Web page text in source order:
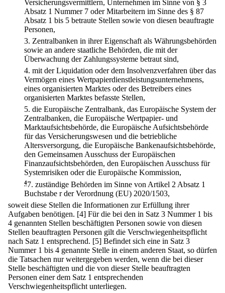
Versicherungsvermittlern, Unternehmen im Sinne von § 3
Absatz 1 Nummer 7 oder Mitarbeitern im Sinne des § 87
Absatz 1 bis 5 betraute Stellen sowie von diesen beauftragte
Personen,
3. Zentralbanken in ihrer Eigenschaft als Währungsbehörden
sowie an andere staatliche Behörden, die mit der
Überwachung der Zahlungssysteme betraut sind,
4. mit der Liquidation oder dem Insolvenzverfahren über das
Vermögen eines Wertpapierdienstleistungsunternehmens,
eines organisierten Marktes oder des Betreibers eines
organisierten Marktes befasste Stellen,
5. die Europäische Zentralbank, das Europäische System der
Zentralbanken, die Europäische Wertpapier- und
Marktaufsichtsbehörde, die Europäische Aufsichtsbehörde
für das Versicherungswesen und die betriebliche
Altersversorgung, die Europäische Bankenaufsichtsbehörde,
den Gemeinsamen Ausschuss der Europäischen
Finanzaufsichtsbehörden, den Europäischen Ausschuss für
Systemrisiken oder die Europäische Kommission,
47. zuständige Behörden im Sinne von Artikel 2 Absatz 1
Buchstabe r der Verordnung (EU) 2020/1503,
soweit diese Stellen die Informationen zur Erfüllung ihrer
Aufgaben benötigen. [4] Für die bei den in Satz 3 Nummer 1 bis
4 genannten Stellen beschäftigten Personen sowie von diesen
Stellen beauftragten Personen gilt die Verschwiegenheitspflicht
nach Satz 1 entsprechend. [5] Befindet sich eine in Satz 3
Nummer 1 bis 4 genannte Stelle in einem anderen Staat, so dürfen
die Tatsachen nur weitergegeben werden, wenn die bei dieser
Stelle beschäftigten und die von dieser Stelle beauftragten
Personen einer dem Satz 1 entsprechenden
Verschwiegenheitspflicht unterliegen.